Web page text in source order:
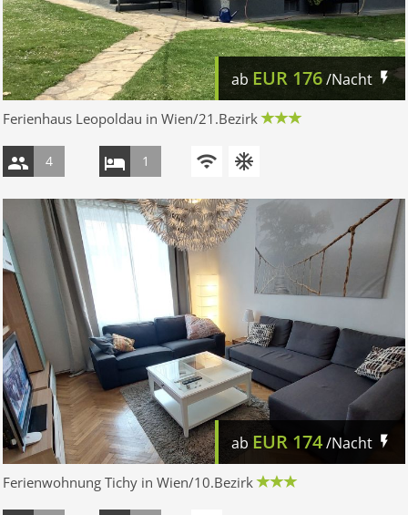
ab EUR 176/Nacht
Ferienhaus Leopoldau in Wien/21.Bezirk
4 1
ab EUR 174/Nacht
Ferienwohnung Tichy in Wien/10.Bezirk